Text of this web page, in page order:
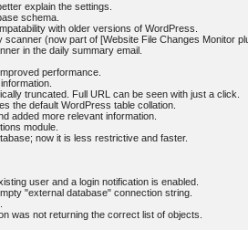
explain the settings.
schema.
with older versions of WordPress.
(now part of [Website File Changes Monitor
in the daily summary email.
performance.
truncated. Full URL can be seen with just a click.
the default WordPress table collation.
added more relevant information.
module.
now it is less restrictive and faster.
user and a login notification is enabled.
"external database" connection string.
was not returning the correct list of objects.